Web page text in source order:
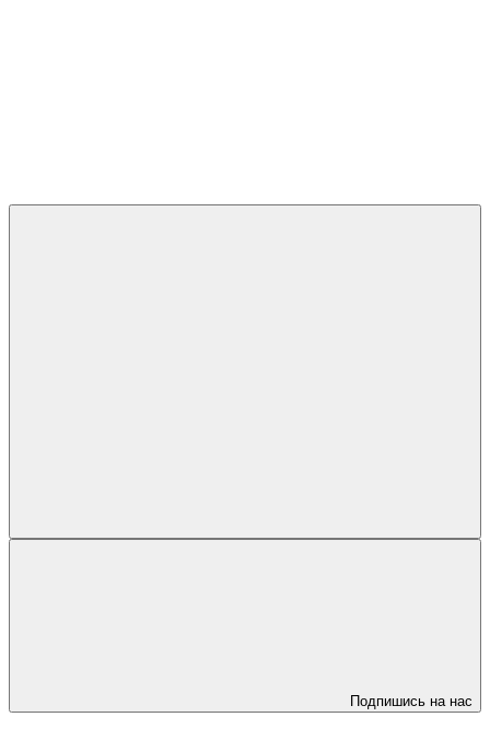
Подпишись на нас